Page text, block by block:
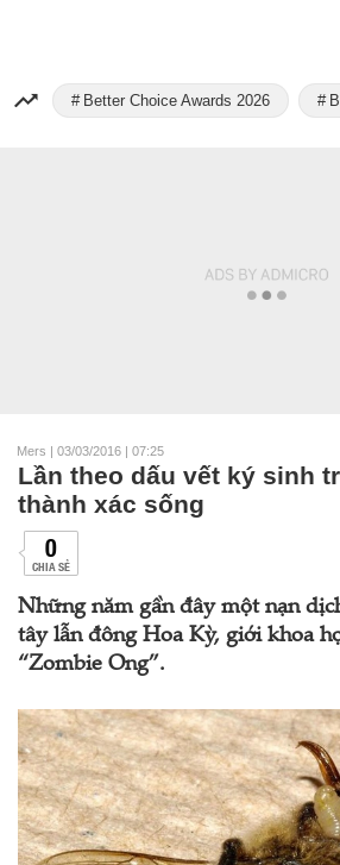
Better Choice Awards 2026
Mers | 03/03/2016 | 07:25
Lần theo dấu vết ký sinh
thành xác sống
0
CHIA SẺ
Những năm gần đây một nạn
tây lẫn đông Hoa Kỳ, giới khoa
“Zombie Ong”.